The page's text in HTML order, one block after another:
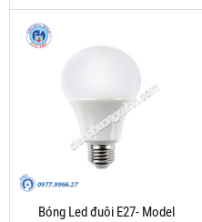
Bóng Led đuôi E27- Model